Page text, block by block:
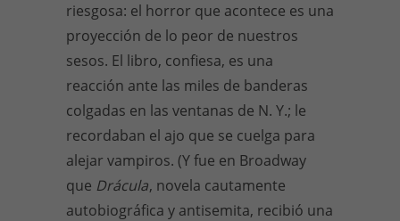
riesgosa: el horror que acontece es una
proyección de lo peor de nuestros
sesos. El libro, confiesa, es una
reacción ante las miles de banderas
colgadas en las ventanas de N. Y.; le
recordaban el ajo que se cuelga para
alejar vampiros. (Y fue en Broadway
que Drácula, novela cautamente
autobiográfica y antisemita, recibió una